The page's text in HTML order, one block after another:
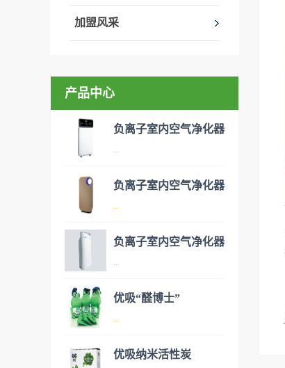
加盟风采
产品中心
负离子室内空气净化器
...
般包括PM2.5、粉尘、花粉、
高空气清洁度的效果。主要功
能：除甲醛/除异味/杀菌应用
所、使用方法：见产品说明手
负离子室内空气净化器
...
般包括PM2.5、粉尘、花粉、
高空气清洁度的效果。主要功
负离子室内空气净化器
...
般包括PM2.5、粉尘、花粉、
优吸“醛博士”
...
优吸纳米活性炭